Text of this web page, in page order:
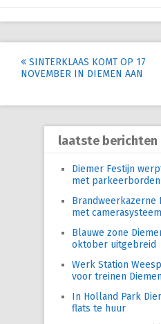
Post
SINTERKLAAS KOMT OP 17
NOVEMBER IN DIEMEN AAN
laatste berichten
Diemer Festijn
met parkeerborden
Brandweerkazerne
met camerasysteem
Blauwe zone
oktober uitgebreid
Werk Station
voor treinen Diemen
In Holland Park
flats te huur